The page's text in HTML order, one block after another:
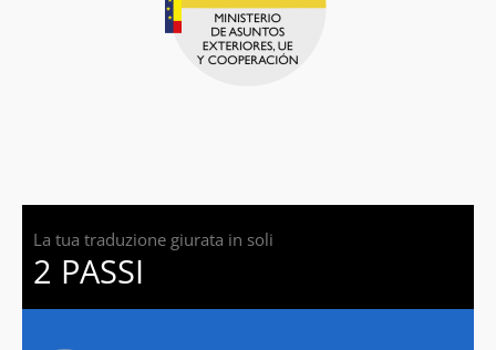
La tua traduzione giurata in soli
2 PASSI